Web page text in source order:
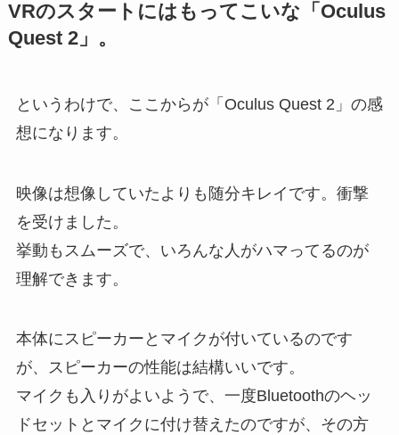
VRのスタートにはもってこいな「Oculus
Quest 2」。
というわけで、ここからが「Oculus Quest 2」の感
想になります。
映像は想像していたよりも随分キレイです。衝撃
を受けました。
挙動もスムーズで、いろんな人がハマってるのが
理解できます。
本体にスピーカーとマイクが付いているのです
が、スピーカーの性能は結構いいです。
マイクも入りがよいようで、一度Bluetoothのヘッ
ドセットとマイクに付け替えたのですが、その方